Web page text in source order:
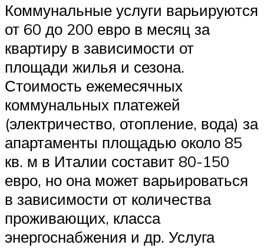
Коммунальные услуги варьируются
от 60 до 200 евро в месяц за
квартиру в зависимости от
площади жилья и сезона.
Стоимость ежемесячных
коммунальных платежей
(электричество, отопление, вода) за
апартаменты площадью около 85
кв. м в Италии составит 80-150
евро, но она может варьироваться
в зависимости от количества
проживающих, класса
энергоснабжения и др. Услуга